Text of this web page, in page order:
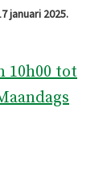
januari 2025.
10h00 tot